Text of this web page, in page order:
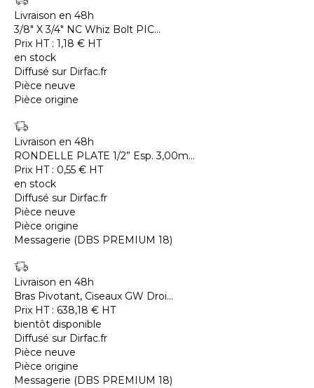
Livraison en 48h
3/8" X 3/4" NC Whiz Bolt PIC...
Prix HT : 1,18 € HT
en stock
Diffusé sur Dirfac.fr
Pièce neuve
Pièce origine
Livraison en 48h
RONDELLE PLATE 1/2” Esp. 3,00m...
Prix HT : 0,55 € HT
en stock
Diffusé sur Dirfac.fr
Pièce neuve
Pièce origine
Messagerie (DBS PREMIUM 18)
Livraison en 48h
Bras Pivotant, Ciseaux GW Droi...
Prix HT : 638,18 € HT
bientôt disponible
Diffusé sur Dirfac.fr
Pièce neuve
Pièce origine
Messagerie (DBS PREMIUM 18)